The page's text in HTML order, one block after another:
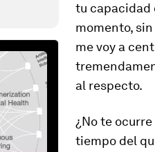
tu capacidad
momento,
me voy a
al respecto.
¿No te
tiempo del